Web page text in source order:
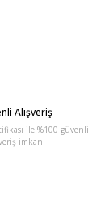
Alışveriş
ile %100 güvenli
imkanı